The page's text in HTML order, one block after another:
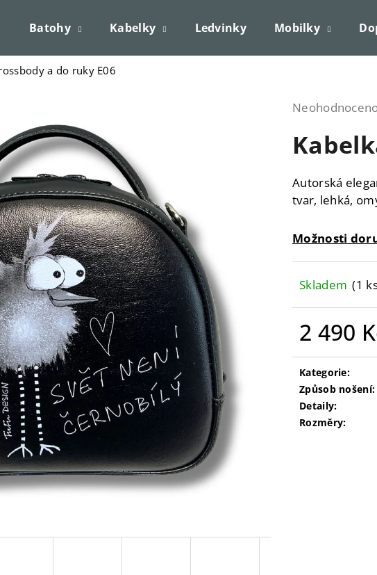
Batohy Kabelky Ledvinky Mobilky
a do ruky E06
Průměrné
produktu
je
0,0
z
Autorská
tvar, lehká,
Možnosti
Skladem (1
2 490
cena:
Kategorie:
Způsob nošení:
Detaily:
Rozměry: